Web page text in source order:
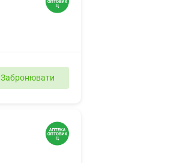
Забронювати